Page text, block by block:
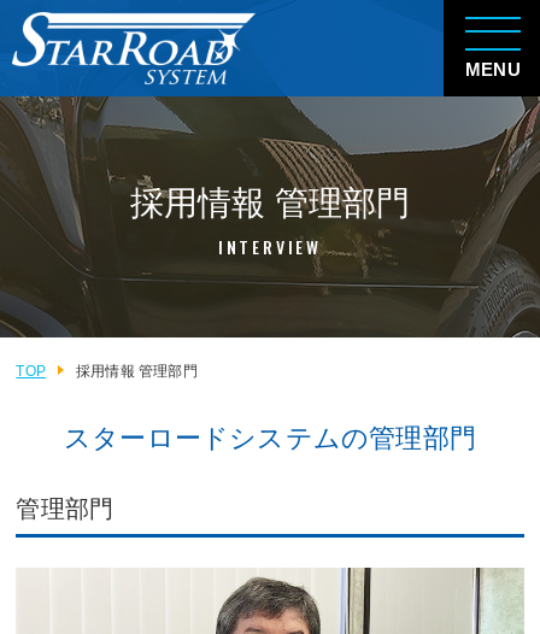
MENU
採用情報 管理部門
INTERVIEW
TOP 採用情報 管理部門
スターロードシステムの管理部門
管理部門